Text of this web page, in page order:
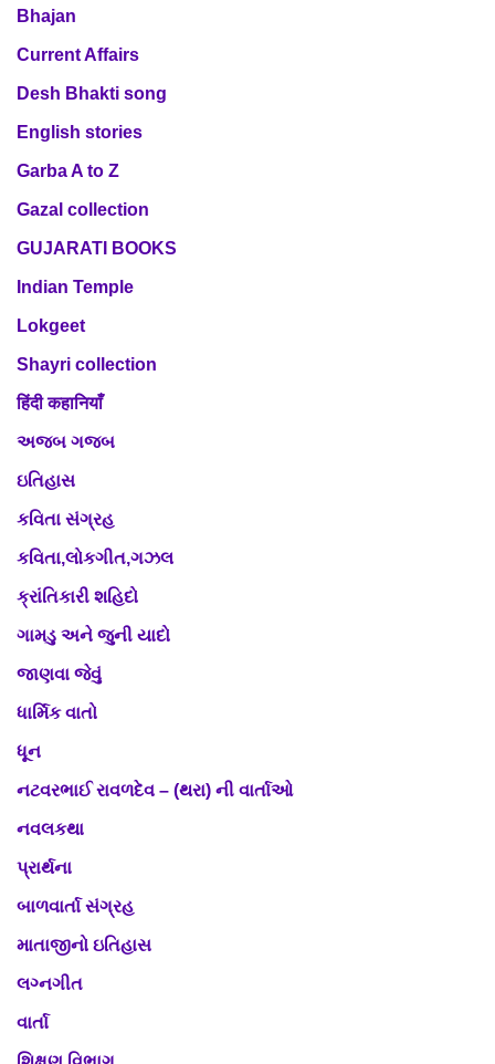
Bhajan
Current Affairs
Desh Bhakti song
English stories
Garba A to Z
Gazal collection
GUJARATI BOOKS
Indian Temple
Lokgeet
Shayri collection
हिंदी कहानियाँ
અજબ ગજબ
ઇતિહાસ
કવિતા સંગ્રહ
કવિતા,લોકગીત,ગઝલ
ક્રાંતિકારી શહિદો
ગામડુ અને જુની યાદો
જાણવા જેવું
ધાર્મિક વાતો
ધૂન
નટવરભાઈ રાવળદેવ – (થરા) ની વાર્તાઓ
નવલકથા
પ્રાર્થના
બાળવાર્તા સંગ્રહ
માતાજીનો ઇતિહાસ
લગ્નગીત
વાર્તા